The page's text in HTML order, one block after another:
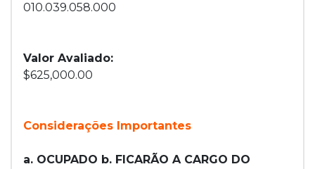
010.039.058.000
Valor Avaliado:
$625,000.00
Considerações Importantes
a. OCUPADO b. FICARÃO A CARGO DO